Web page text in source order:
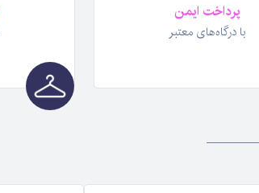
پرداخت ایمن
با درگاه‌های معتبر